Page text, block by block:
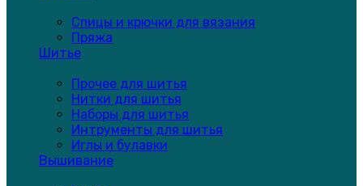
Спицы и крючки для вязания
Пряжа
Шитье
Прочее для шитья
Нитки для шитья
Наборы для шитья
Интрументы для шитья
Иглы и булавки
Вышивание